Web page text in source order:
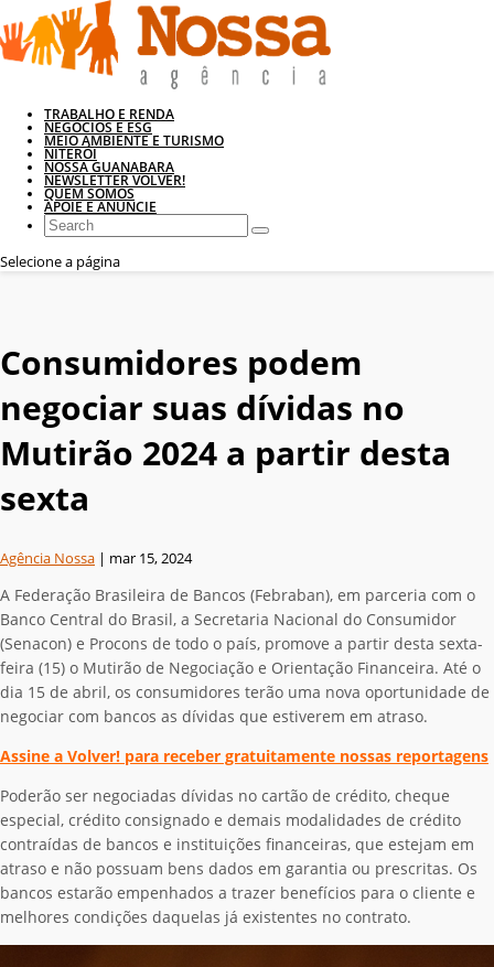
TRABALHO E RENDA
NEGÓCIOS E ESG
MEIO AMBIENTE E TURISMO
NITERÓI
NOSSA GUANABARA
NEWSLETTER VOLVER!
QUEM SOMOS
APOIE E ANUNCIE
Selecione a página
Consumidores podem
negociar suas dívidas no
Mutirão 2024 a partir desta
sexta
Agência Nossa | mar 15, 2024
A Federação Brasileira de Bancos (Febraban), em parceria com o
Banco Central do Brasil, a Secretaria Nacional do Consumidor
(Senacon) e Procons de todo o país, promove a partir desta sexta-
feira (15) o Mutirão de Negociação e Orientação Financeira. Até o
dia 15 de abril, os consumidores terão uma nova oportunidade de
negociar com bancos as dívidas que estiverem em atraso.
Assine a Volver! para receber gratuitamente nossas reportagens
Poderão ser negociadas dívidas no cartão de crédito, cheque
especial, crédito consignado e demais modalidades de crédito
contraídas de bancos e instituições financeiras, que estejam em
atraso e não possuam bens dados em garantia ou prescritas. Os
bancos estarão empenhados a trazer benefícios para o cliente e
melhores condições daquelas já existentes no contrato.